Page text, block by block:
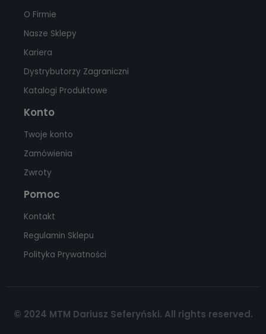
O Firmie
Nasze Sklepy
Kariera
Dystrybutorzy Zagraniczni
Katalogi Produktowe
Konto
Twoje konto
Zamówienia
Zwroty
Pomoc
Kontakt
Regulamin Sklepu
Polityka Prywatności
© 2024 MTM Dariusz Seferyński. All rights reserved.